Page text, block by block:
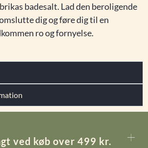
badesalt. Lad den beroligende
dig og føre dig til en
ro og fornyelse.
ved køb over 499 kr.